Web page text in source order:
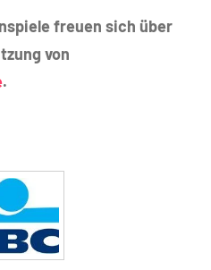
freuen sich über
von
.